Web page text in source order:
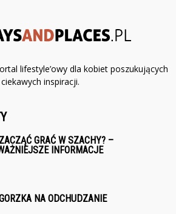
lifestyle’owy dla kobiet poszukujących
ciekawych inspiracji.
GRAĆ W SZACHY? –
INFORMACJE
NA ODCHUDZANIE